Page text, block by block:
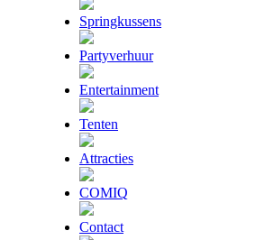
Springkussens
Partyverhuur
Entertainment
Tenten
Attracties
COMIQ
Contact